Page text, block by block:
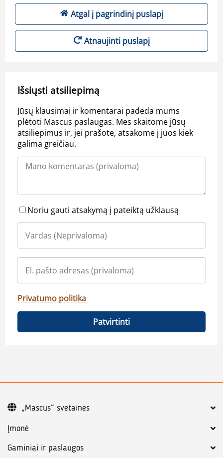
Atgal į pagrindinį puslapį
Atnaujinti puslapį
Išsiųsti atsiliepimą
Jūsų klausimai ir komentarai padeda mums
plėtoti Mascus paslaugas. Mes skaitome jūsų
atsiliepimus ir, jei prašote, atsakome į juos kiek
galima greičiau.
Noriu gauti atsakymą į pateiktą užklausą
Privatumo politika
Patvirtinti
Įmonė
Gaminiai ir paslaugos
„Mascus“ svetainės